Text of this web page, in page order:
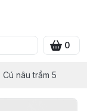
0
Cú nâu trầm 5